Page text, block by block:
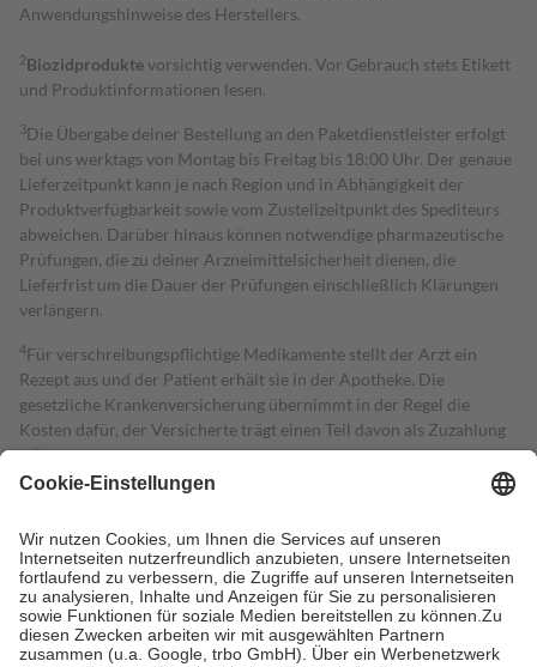
Anwendungshinweise des Herstellers.
2Biozidproduktevorsichtig verwenden. Vor Gebrauch stets Etikett
und Produktinformationen lesen.
3Die Übergabe deiner Bestellung an den Paketdienstleister erfolgt
bei uns werktags von Montag bis Freitag bis 18:00 Uhr. Der genaue
Lieferzeitpunkt kann je nach Region und in Abhängigkeit der
Produktverfügbarkeit sowie vom Zustellzeitpunkt des Spediteurs
abweichen. Darüber hinaus können notwendige pharmazeutische
Prüfungen, die zu deiner Arzneimittelsicherheit dienen, die
Lieferfrist um die Dauer der Prüfungen einschließlich Klärungen
verlängern.
4Für verschreibungspflichtige Medikamente stellt der Arzt ein
Rezept aus und der Patient erhält sie in der Apotheke. Die
gesetzliche Krankenversicherung übernimmt in der Regel die
Kosten dafür, der Versicherte trägt einen Teil davon als Zuzahlung
mit.
Grundsätzlich leisten Mitglieder Zuzahlungen in Höhe von zehn
höchstens zehn Euro.
Es sind jedoch nie mehr als die tatsächlichen
Kosten der Leistung zu entrichten.
Diese Regeln gelten grundsätzlich auch für Online-Apotheken.
Bei Heilmitteln und häuslicher Krankenpflege beträgt die
Zuzahlung zehn Prozent der Kosten sowie zehn Euro je
Verordnung.